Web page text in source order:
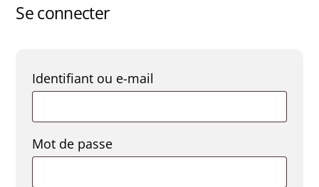
Se connecter
Identifiant ou e-mail
Mot de passe